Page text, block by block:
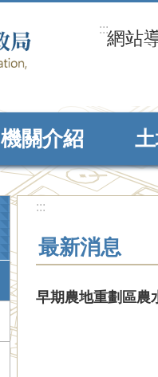
:::網站
機關介紹
:::
最新消息
早期農地重劃區農